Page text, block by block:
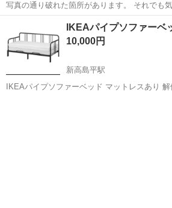
写真の通り破れた箇所があります。 それでも
たします。 以下、公式説明 ソファ ソファベッド ソファーベッド 3人
レタンフォ...
品川区 新馬場駅 ベッド
IKEAパイプソファーベ
10,000円
新高島平駅
IKEAパイプソファーベッド マットレスあり